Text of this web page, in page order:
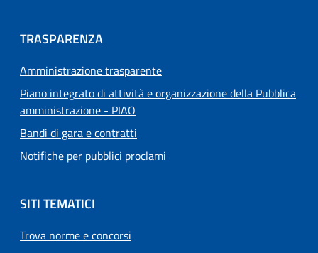
TRASPARENZA
Amministrazione trasparente
Piano integrato di attività e organizzazione della Pubblica
amministrazione - PIAO
Bandi di gara e contratti
Notifiche per pubblici proclami
SITI TEMATICI
Trova norme e concorsi